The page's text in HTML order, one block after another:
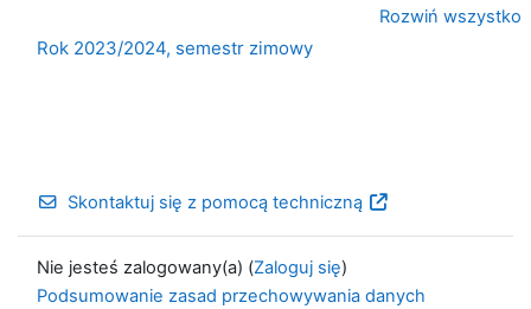
Rozwiń wszystko
Rok 2023/2024, semestr zimowy
Skontaktuj się z pomocą techniczną
Nie jesteś zalogowany(a) (Zaloguj się)
Podsumowanie zasad przechowywania danych